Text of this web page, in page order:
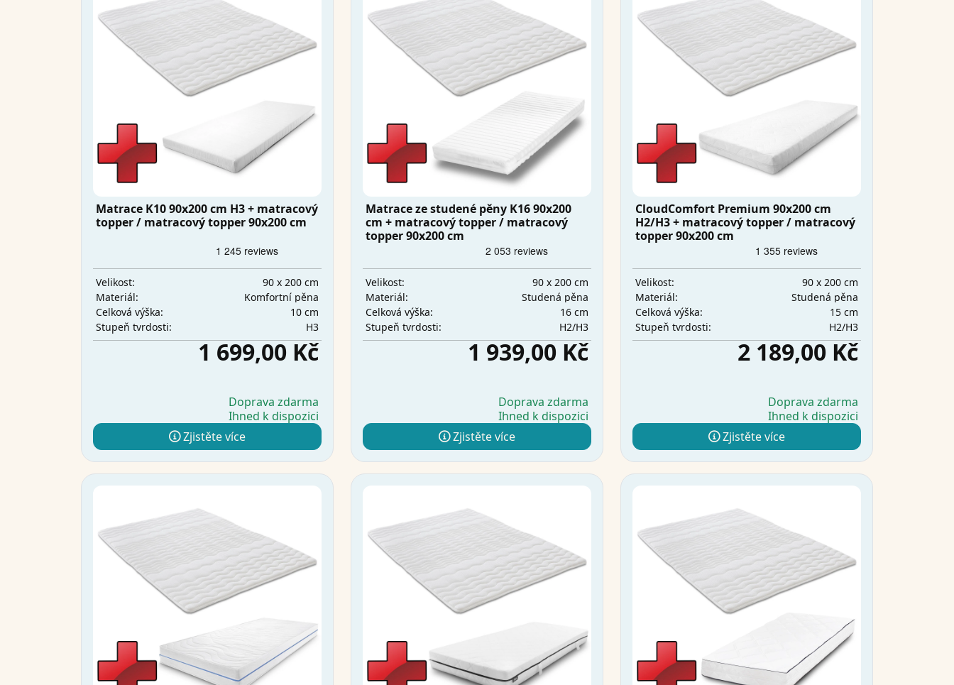
Matrace K10 90x200 cm H3 + matracový
topper / matracový topper 90x200 cm
Velikost:
90 x 200 cm
Materiál:
Komfortní pěna
Celková výška:
10 cm
Stupeň tvrdosti:
H3
1 699,00 Kč
Doprava zdarma
Ihned k dispozici
Zjistěte více
Matrace ze studené pěny K16 90x200
cm + matracový topper / matracový
topper 90x200 cm
Velikost:
90 x 200 cm
Materiál:
Studená pěna
Celková výška:
16 cm
Stupeň tvrdosti:
H2/H3
1 939,00 Kč
Doprava zdarma
Ihned k dispozici
Zjistěte více
CloudComfort Premium 90x200 cm
H2/H3 + matracový topper / matracový
topper 90x200 cm
Velikost:
90 x 200 cm
Materiál:
Studená pěna
Celková výška:
15 cm
Stupeň tvrdosti:
H2/H3
2 189,00 Kč
Doprava zdarma
Ihned k dispozici
Zjistěte více